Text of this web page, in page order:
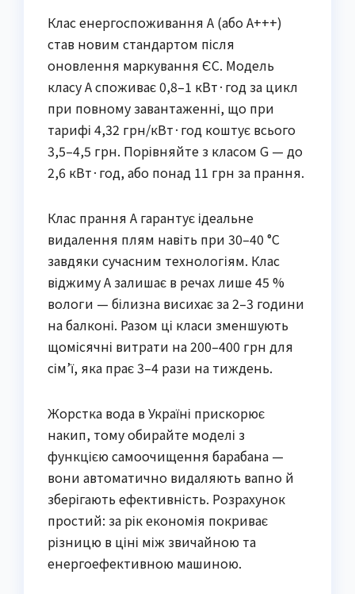
Клас енергоспоживання A (або A+++)
став новим стандартом після
оновлення маркування ЄС. Модель
класу A споживає 0,8–1 кВт·год за цикл
при повному завантаженні, що при
тарифі 4,32 грн/кВт·год коштує всього
3,5–4,5 грн. Порівняйте з класом G — до
2,6 кВт·год, або понад 11 грн за прання.
Клас прання A гарантує ідеальне
видалення плям навіть при 30–40 °C
завдяки сучасним технологіям. Клас
віджиму A залишає в речах лише 45 %
вологи — білизна висихає за 2–3 години
на балконі. Разом ці класи зменшують
щомісячні витрати на 200–400 грн для
сім’ї, яка прає 3–4 рази на тиждень.
Жорстка вода в Україні прискорює
накип, тому обирайте моделі з
функцією самоочищення барабана —
вони автоматично видаляють вапно й
зберігають ефективність. Розрахунок
простий: за рік економія покриває
різницю в ціні між звичайною та
енергоефективною машиною.